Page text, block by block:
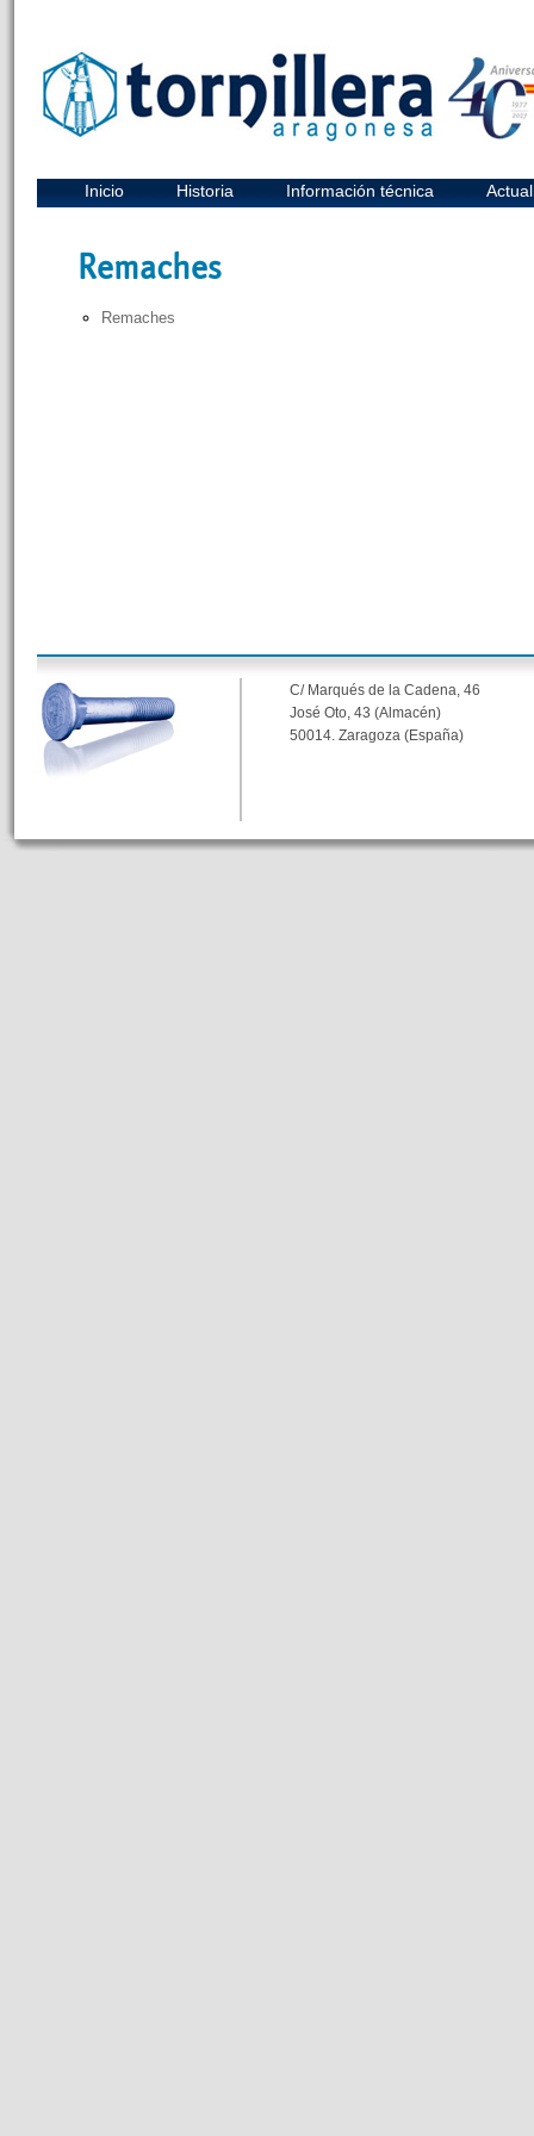
Inicio Historia Información técnica
Remaches
Remaches
C/ Marqués de la Cadena, 46
José Oto, 43 (Almacén)
50014. Zaragoza (España)